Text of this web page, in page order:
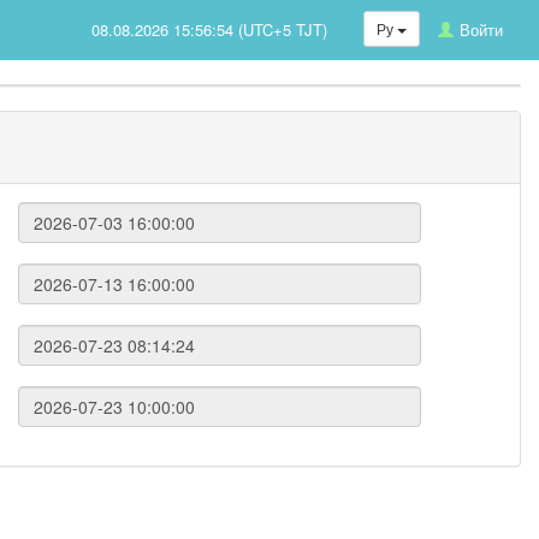
Ру Войти
08.08.2026 15:56:54 (UTC+5 TJT)